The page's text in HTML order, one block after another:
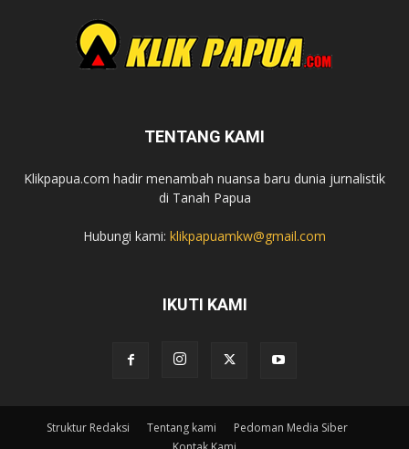
TENTANG KAMI
Klikpapua.com hadir menambah nuansa baru dunia jurnalistik
di Tanah Papua
Hubungi kami: klikpapuamkw@gmail.com
IKUTI KAMI
Struktur Redaksi Tentang kami
Pedoman Media Siber